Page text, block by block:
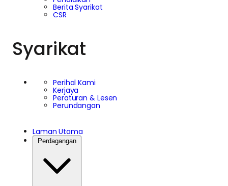
Berita Syarikat
CSR
Syarikat
Perihal Kami
Kerjaya
Peraturan & Lesen
Perundangan
Laman Utama
Perdagangan